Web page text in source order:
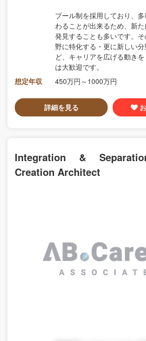
プール制を採用しており、
わることが出来るため、新
発見することも多いです。
野に特化する・更に新しい
ど、キャリアを広げる動き
は大歓迎です。
想定年収
450万円～1000万円
詳細を見る
Integration &
Creation Architect